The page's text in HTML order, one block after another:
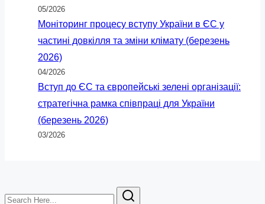
05/2026
Моніторинг процесу вступу України в ЄС у
частині довкілля та зміни клімату (березень
2026)
04/2026
Вступ до ЄС та європейські зелені організації:
стратегічна рамка співпраці для України
(березень 2026)
03/2026
Search